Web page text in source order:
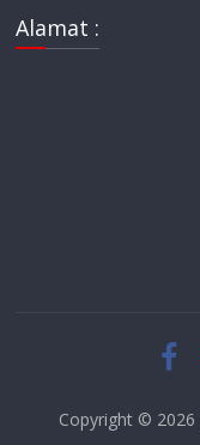
Alamat :
Copyright © 2026